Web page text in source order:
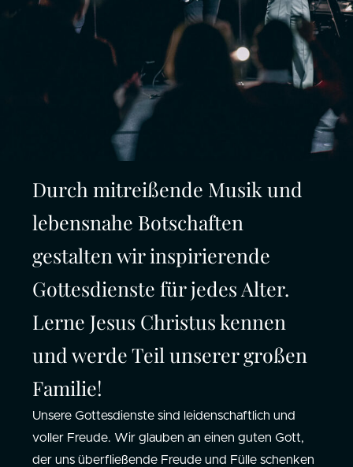
Durch mitreißende Musik und
lebensnahe Botschaften
gestalten wir inspirierende
Gottesdienste für jedes Alter.
Lerne Jesus Christus kennen
und werde Teil unserer großen
Familie!
Unsere Gottesdienste sind leidenschaftlich und
voller Freude. Wir glauben an einen guten Gott,
der uns überfließende Freude und Fülle schenken